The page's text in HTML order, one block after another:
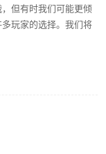
但有时我们可能更倾
玩家的选择。我们将